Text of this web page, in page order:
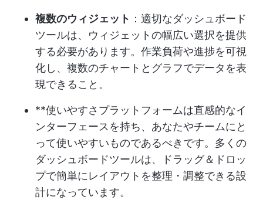
複数のウィジェット ：適切なダッシュボード
ツールは、ウィジェットの幅広い選択を提供
する必要があります。作業負荷や進捗を可視
化し、複数のチャートとグラフでデータを表
現できること。
**使いやすさプラットフォームは直感的なイ
ンターフェースを持ち、あなたやチームにと
って使いやすいものであるべきです。多くの
ダッシュボードツールは、ドラッグ＆ドロッ
プで簡単にレイアウトを整理・調整できる設
計になっています。